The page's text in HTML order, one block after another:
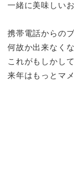
一緒に美味しい
携帯電話からの
何故か出来なく
これがもしかし
来年はもっとマ